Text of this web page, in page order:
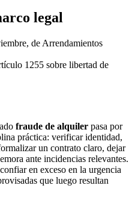
legal
de Arrendamientos
1255 sobre libertad de
fraude de alquiler pasa por
práctica: verificar identidad,
un contrato claro, dejar
ante incidencias relevantes.
en exceso en la urgencia
que luego resultan